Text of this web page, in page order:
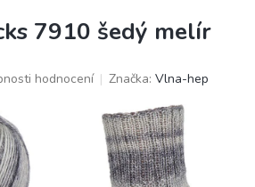
7910 šedý melír
hodnocení Značka: Vlna-hep